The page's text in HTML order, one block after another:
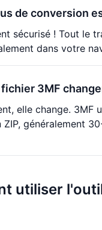
de conversion
sécurisé ! Tout le
dans votre
fichier 3MF
elle change. 3MF
ZIP, généralement
utiliser